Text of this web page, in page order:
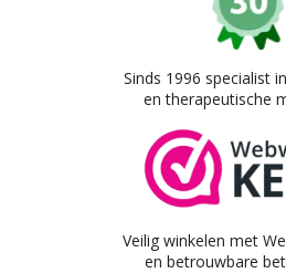
Sinds 1996 specialist
en therapeutische
Veilig winkelen met
en betrouwbare